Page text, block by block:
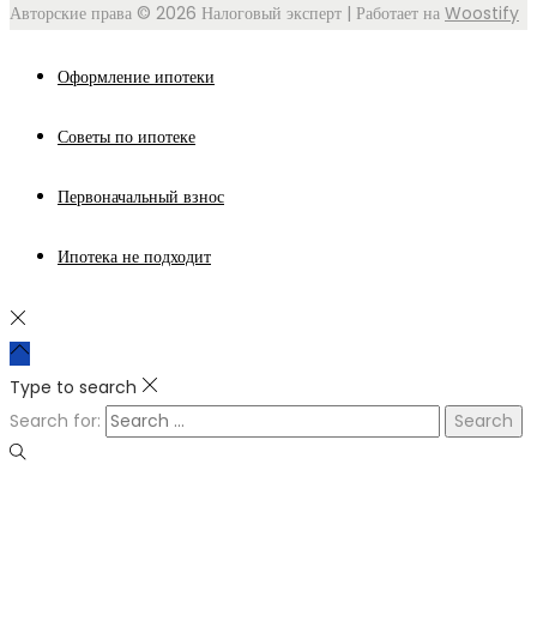
Авторские права © 2026 Налоговый эксперт | Работает на Woostify
Оформление ипотеки
Советы по ипотеке
Первоначальный взнос
Ипотека не подходит
Type to search
Search for: